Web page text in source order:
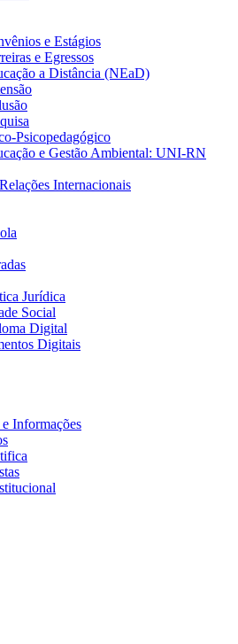
e Estágios
e Egressos
a Distância (NEaD)
Psicopedagógico
e Gestão Ambiental: UNI-RN
Internacionais
Jurídica
Social
Digital
Digitais
Informações